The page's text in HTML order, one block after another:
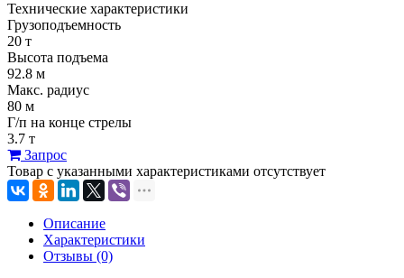
Технические характеристики
Грузоподъемность
20 т
Высота подъема
92.8 м
Макс. радиус
80 м
Г/п на конце стрелы
3.7 т
Запрос
Товар с указанными характеристиками отсутствует
Описание
Характеристики
Отзывы (0)